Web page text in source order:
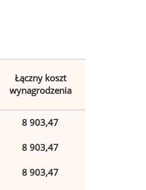
Łączny koszt
wynagrodzenia
8 903,47
8 903,47
8 903,47